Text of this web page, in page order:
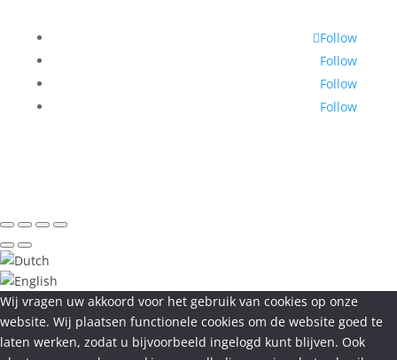
Follow
Follow
Follow
Follow
Wij vragen uw akkoord voor het gebruik van cookies op onze
website. Wij plaatsen functionele cookies om de website goed te
laten werken, zodat u bijvoorbeeld ingelogd kunt blijven. Ook